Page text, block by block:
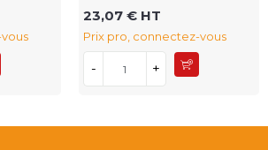
23,07 € HT
Prix pro, connectez-vous
- +